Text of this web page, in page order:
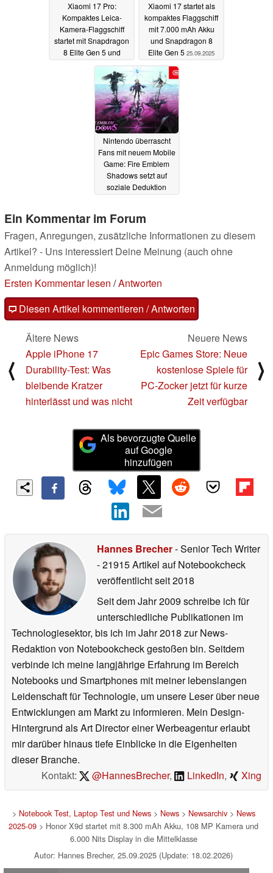
Xiaomi 17 Pro:
Kompaktes Leica-
Kamera-Flaggschiff
startet mit Snapdragon
8 Elite Gen 5 und
25.09.2025
Xiaomi 17 startet als
kompaktes Flaggschiff
mit 7.000 mAh Akku
und Snapdragon 8
Elite Gen 5 25.09.2025
Nintendo überrascht
Fans mit neuem Mobile
Game: Fire Emblem
Shadows setzt auf
soziale Deduktion
Ein Kommentar im Forum
Fragen, Anregungen, zusätzliche Informationen zu diesem
Artikel? - Uns interessiert Deine Meinung (auch ohne
Anmeldung möglich)!
Ersten Kommentar lesen /Antworten
Diesen Artikel kommentieren / Antworten
⟨
Ältere News
Apple iPhone 17
Durability-Test: Was
bleibende Kratzer
hinterlässt und was nicht
Neuere News
Epic Games Store: Neue
kostenlose Spiele für
PC-Zocker jetzt für kurze
Zeit verfügbar
⟩
Als bevorzugte Quelle
auf Google
hinzufügen
Hannes Brecher- Senior Tech Writer
- 21915 Artikel auf Notebookcheck
veröffentlichtseit 2018
Seit dem Jahr 2009 schreibe ich für
unterschiedliche Publikationen im
Technologiesektor, bis ich im Jahr 2018 zur News-
Redaktion von Notebookcheck gestoßen bin. Seitdem
verbinde ich meine langjährige Erfahrung im Bereich
Notebooks und Smartphones mit meiner lebenslangen
Leidenschaft für Technologie, um unsere Leser über neue
Entwicklungen am Markt zu informieren. Mein Design-
Hintergrund als Art Director einer Werbeagentur erlaubt
mir darüber hinaus tiefe Einblicke in die Eigenheiten
dieser Branche.
Kontakt:
@HannesBrecher, LinkedIn, Xing
> Notebook Test, Laptop Test und News> News> Newsarchiv> News
2025-09 > Honor X9d startet mit 8.300 mAh Akku, 108 MP Kamera und
6.000 Nits Display in die Mittelklasse
Autor: Hannes Brecher, 25.09.2025 (Update: 18.02.2026)